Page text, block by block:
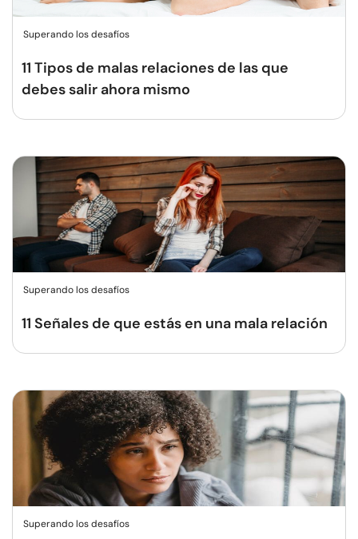
Superando los desafíos
11 Tipos de malas relaciones de las que
debes salir ahora mismo
Superando los desafíos
11 Señales de que estás en una mala relación
Superando los desafíos